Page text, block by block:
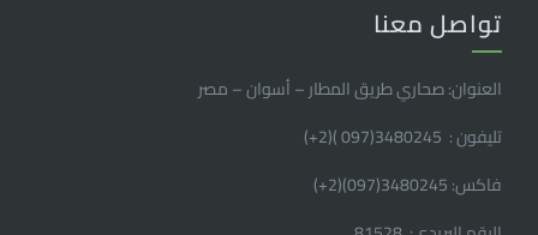
تواصل معنا
العنوان: صحاري طريق المطار – أسوان – مصر
تليفون : 3480245(097 )(2
+
)
فاكس: 3480245(097)(2
+
)